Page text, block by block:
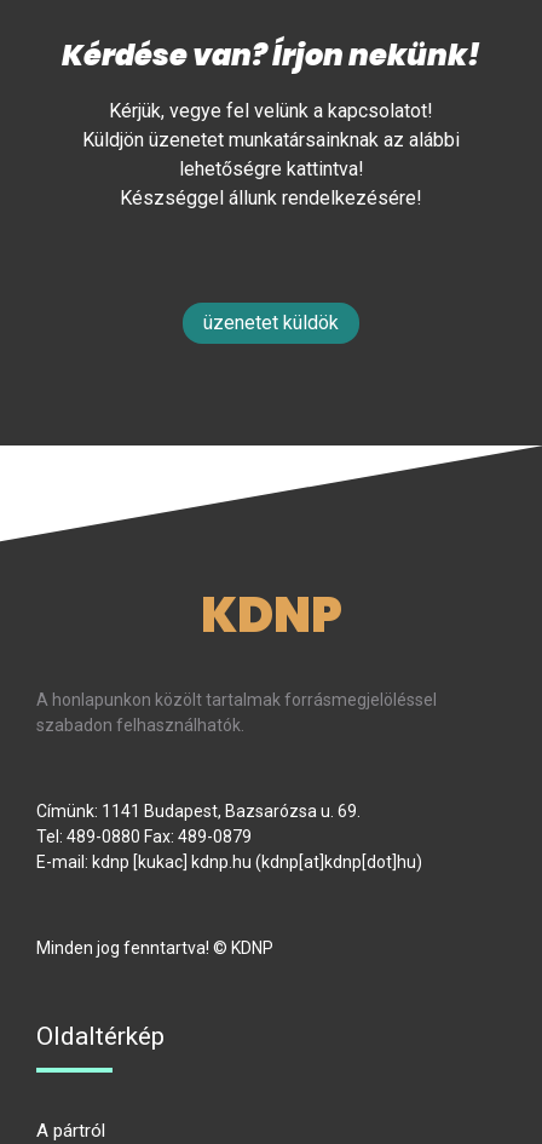
Kérdése van? Írjon nekünk!
Kérjük, vegye fel velünk a kapcsolatot!
Küldjön üzenetet munkatársainknak az alábbi
lehetőségre kattintva!
Készséggel állunk rendelkezésére!
üzenetet küldök
KDNP
A honlapunkon közölt tartalmak forrásmegjelöléssel
szabadon felhasználhatók.
Címünk: 1141 Budapest, Bazsarózsa u. 69.
Tel: 489-0880 Fax: 489-0879
E-mail: kdnp [kukac] kdnp.hu (kdnp[at]kdnp[dot]hu)
Minden jog fenntartva! © KDNP
Oldaltérkép
A pártról